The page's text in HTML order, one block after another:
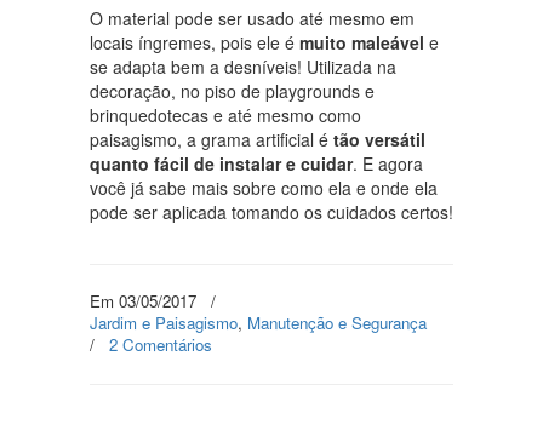
O material pode ser usado até mesmo em
locais íngremes, pois ele é muito maleável e
se adapta bem a desníveis! Utilizada na
decoração, no piso de playgrounds e
brinquedotecas e até mesmo como
paisagismo, a grama artificial é tão versátil
quanto fácil de instalar e cuidar. E agora
você já sabe mais sobre como ela e onde ela
pode ser aplicada tomando os cuidados certos!
Em 03/05/2017
/
Jardim e Paisagismo, Manutenção e Segurança
/ 2 Comentários